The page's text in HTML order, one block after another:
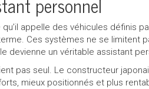
appelle des véhicules définis
Ces systèmes ne se
devienne un véritable assistant
pas seul. Le constructeur
mieux positionnés et plus